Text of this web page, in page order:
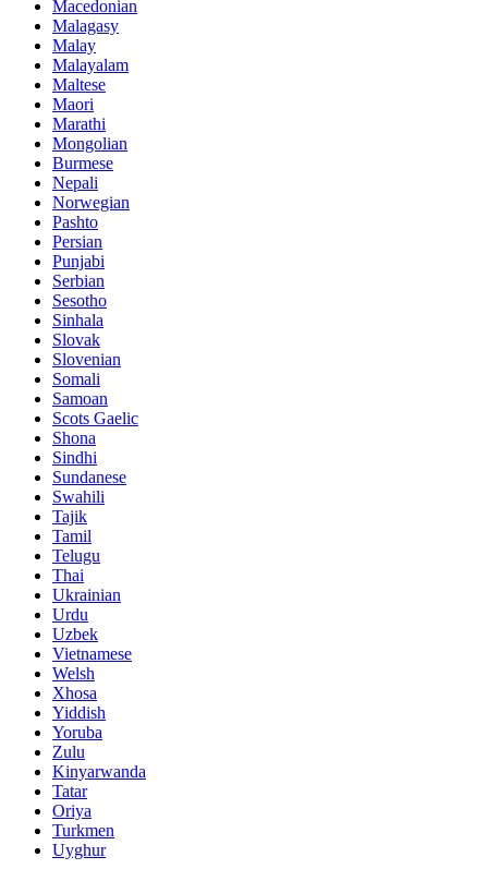
Macedonian
Malagasy
Malay
Malayalam
Maltese
Maori
Marathi
Mongolian
Burmese
Nepali
Norwegian
Pashto
Persian
Punjabi
Serbian
Sesotho
Sinhala
Slovak
Slovenian
Somali
Samoan
Scots Gaelic
Shona
Sindhi
Sundanese
Swahili
Tajik
Tamil
Telugu
Thai
Ukrainian
Urdu
Uzbek
Vietnamese
Welsh
Xhosa
Yiddish
Yoruba
Zulu
Kinyarwanda
Tatar
Oriya
Turkmen
Uyghur